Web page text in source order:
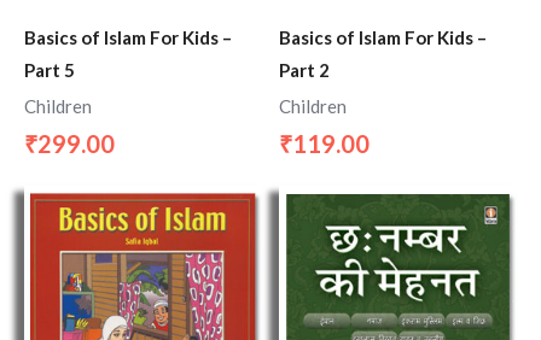
Basics of Islam For Kids –
Part 5
Children
₹299.00
Basics of Islam For Kids –
Part 2
Children
₹119.00